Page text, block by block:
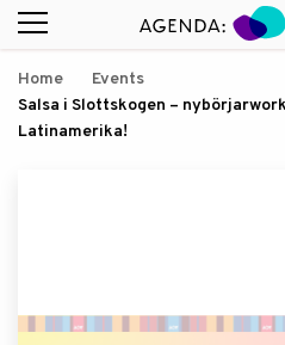
Home
Events
Salsa i Slottskogen –
Latinamerika!